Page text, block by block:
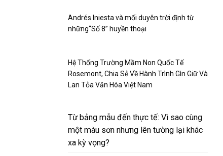
Andrés Iniesta và mối duyên trời định từ
những“Số 8” huyền thoại
Hệ Thống Trường Mầm Non Quốc Tế
Rosemont, Chia Sẻ Về Hành Trình Gìn Giữ Và
Lan Tỏa Văn Hóa Việt Nam
Từ bảng mẫu đến thực tế: Vì sao cùng
một màu sơn nhưng lên tường lại khác
xa kỳ vọng?